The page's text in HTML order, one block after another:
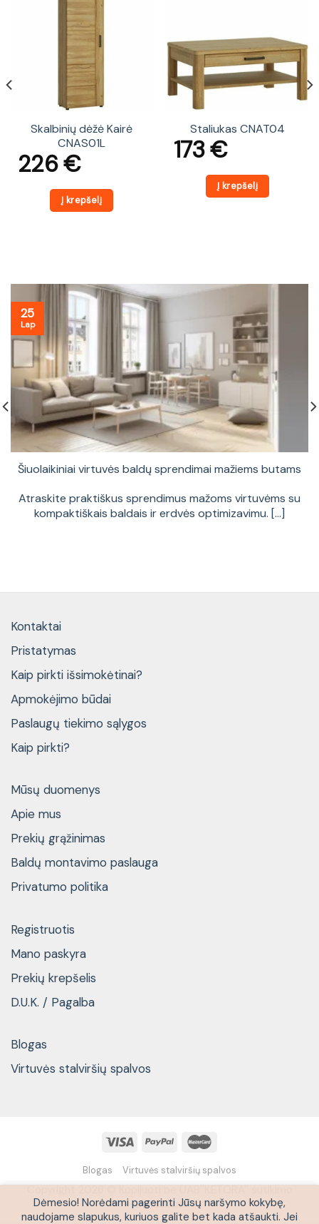
Skalbinių dėžė Kairė
CNAS01L
226€
Į krepšelį
Staliukas CNAT04
173€
Į krepšelį
Šiuolaikiniai virtuvės baldų sprendimai mažiems butams
Atraskite praktiškus sprendimus mažoms virtuvėms su
kompaktiškais baldais ir erdvės optimizavimu. [...]
25
Lap
Kontaktai
Pristatymas
Kaip pirkti išsimokėtinai?
Apmokėjimo būdai
Paslaugų tiekimo sąlygos
Kaip pirkti?
Mūsų duomenys
Apie mus
Prekių grąžinimas
Baldų montavimo paslauga
Privatumo politika
Registruotis
Mano paskyra
Prekių krepšelis
D.U.K. / Pagalba
Blogas
Virtuvės stalviršių spalvos
Blogas Virtuvės stalviršių spalvos
draudžiama
Dėmesio! Norėdami pagerinti Jūsų naršymo kokybę,
naudojame slapukus, kuriuos galite bet kada atšaukti. Jei